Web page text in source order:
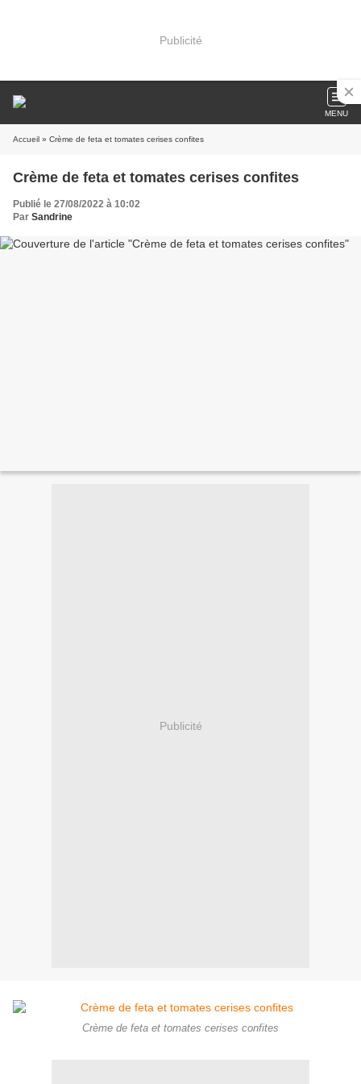
Publicité
MENU
Accueil » Crème de feta et tomates cerises confites
Crème de feta et tomates cerises confites
Publié le 27/08/2022 à 10:02
Par Sandrine
Publicité
Crème de feta et tomates cerises confites